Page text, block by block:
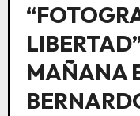
MAÑANA